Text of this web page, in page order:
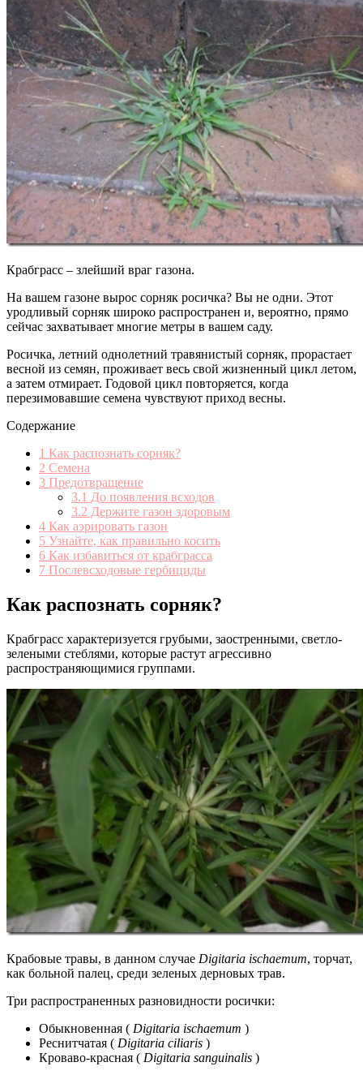
Крабграсс – злейший враг газона.
На вашем газоне вырос сорняк росичка? Вы не одни. Этот
уродливый сорняк широко распространен и, вероятно, прямо
сейчас захватывает многие метры в вашем саду.
Росичка, летний однолетний травянистый сорняк, прорастает
весной из семян, проживает весь свой жизненный цикл летом,
а затем отмирает. Годовой цикл повторяется, когда
перезимовавшие семена чувствуют приход весны.
Содержание
1 Как распознать сорняк?
2 Семена
3 Предотвращение
3.1 До появления всходов
3.2 Держите газон здоровым
4 Как аэрировать газон
5 Узнайте, как правильно косить
6 Как избавиться от крабграсса
7 Послевсходовые гербициды
Как распознать сорняк?
Крабграсс характеризуется грубыми, заостренными, светло-
зелеными стеблями, которые растут агрессивно
распространяющимися группами.
Крабовые травы, в данном случае Digitaria ischaemum, торчат,
как больной палец, среди зеленых дерновых трав.
Три распространенных разновидности росички:
Обыкновенная ( Digitaria ischaemum )
Реснитчатая ( Digitaria ciliaris )
Кроваво-красная ( Digitaria sanguinalis )